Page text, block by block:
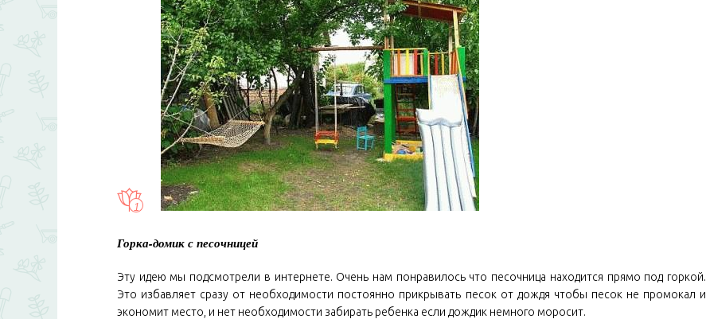
Горка-домик с песочницей
Эту идею мы подсмотрели в интернете. Очень нам понравилось что песочница находится прямо под горкой.
Это избавляет сразу от необходимости постоянно прикрывать песок от дождя чтобы песок не промокал и
экономит место, и нет необходимости забирать ребенка если дождик немного моросит.